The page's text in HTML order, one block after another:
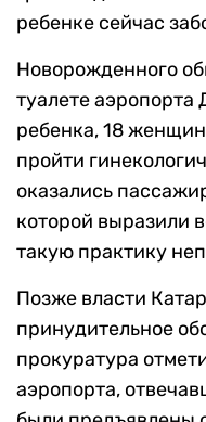
ребенке сейчас
Новорожденного
туалете аэропорта
ребенка, 18
пройти
оказались
которой выразили
такую практику
Позже власти
принудительное
прокуратура
аэропорта,